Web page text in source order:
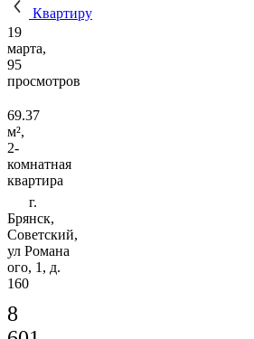
Квартиру
19
марта,
95
просмотров
69.37
м²,
2-
комнатная
квартира
г.
Брянск,
Советский,
ул Романа
ого, 1, д.
160
8